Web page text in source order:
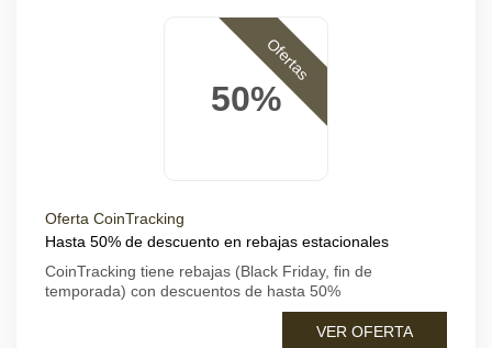
50%
Ofertas
Oferta CoinTracking
Hasta 50% de descuento en rebajas estacionales
CoinTracking tiene rebajas (Black Friday, fin de
temporada) con descuentos de hasta 50%
VER OFERTA